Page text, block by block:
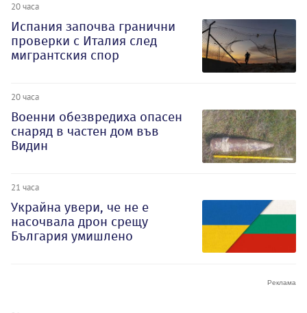
20 часа
Испания започва гранични
проверки с Италия след
мигрантския спор
20 часа
Военни обезвредиха опасен
снаряд в частен дом във
Видин
21 часа
Украйна увери, че не е
насочвала дрон срещу
България умишлено